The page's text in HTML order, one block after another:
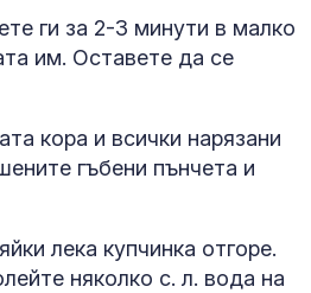
ги за 2-3 минути в малко
им. Оставете да се
кора и всички нарязани
гъбени пънчета и
лека купчинка отгоре.
няколко с. л. вода на